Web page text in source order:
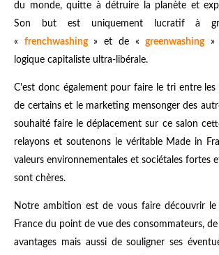
du monde, quitte à détruire la planète et
Son but est uniquement lucratif à
« frenchwashing» et de «greenwashing»
logique capitaliste ultra-libérale.
C'est donc également pour faire le tri entre les
de certains et le marketing mensonger des
souhaité faire le déplacement sur ce salon
relayons et soutenons le véritable Made in
valeurs environnementales et sociétales fortes
sont chères.
Notre ambition est de vous faire découvrir
France du point de vue des consommateurs,
avantages mais aussi de souligner ses